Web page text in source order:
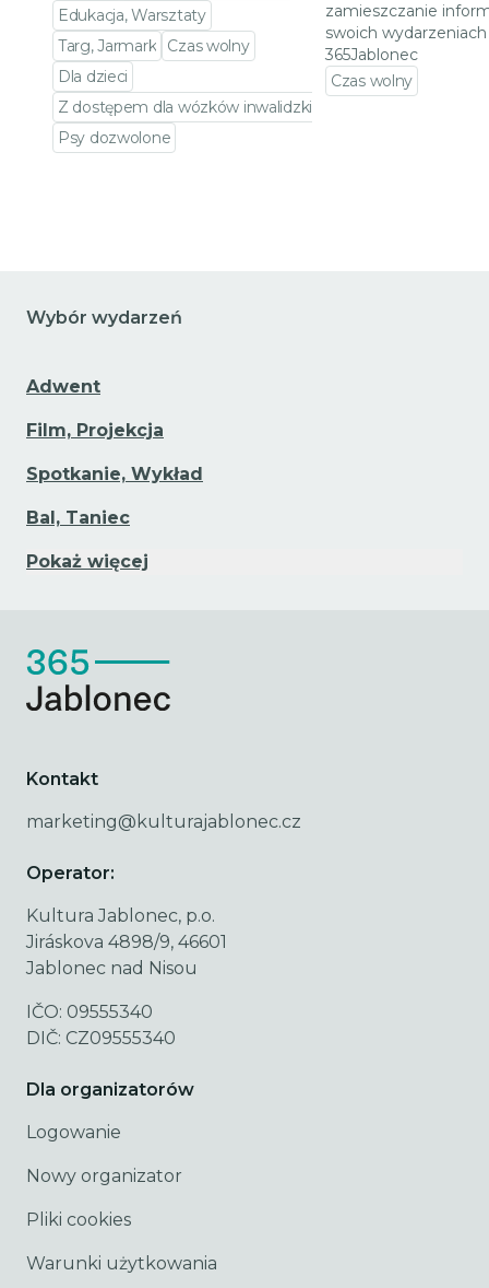
Edukacja, Warsztaty
Targ, Jarmark
Czas wolny
Dla dzieci
Z dostępem dla wózków inwalidzkich
Psy dozwolone
zamieszczanie
swoich
365Jablonec
Czas wolny
Wybór wydarzeń
Adwent
Film, Projekcja
Spotkanie, Wykład
Bal, Taniec
Pokaż więcej
Kontakt
marketing@kulturajablonec.cz
Operator:
Kultura Jablonec, p.o.
Jiráskova 4898/9, 46601
Jablonec nad Nisou
IČO: 09555340
DIČ: CZ09555340
Dla organizatorów
Logowanie
Nowy organizator
Pliki cookies
Warunki użytkowania